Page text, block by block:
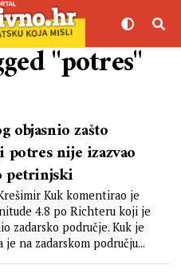
"potres"
objasnio zašto
potres nije izazvao
petrinjski
Kuk komentirao je
4.8 po Richteru koji je
zadarsko područje. Kuk je
je na zadarskom području...